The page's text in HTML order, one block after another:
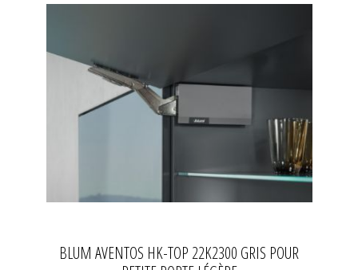
BLUM AVENTOS HK-TOP 22K2300 GRIS POUR